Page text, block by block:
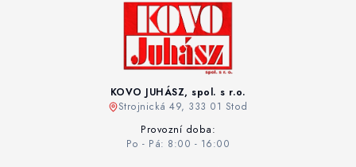
KOVO JUHÁSZ, spol. s r.o.
Strojnická 49, 333 01 Stod
Provozní doba:
Po - Pá: 8:00 - 16:00